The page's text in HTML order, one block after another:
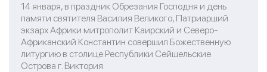
14 января, в праздник Обрезания Господня и день
памяти святителя Василия Великого, Патриарший
экзарх Африки митрополит Каирский и Северо-
Африканский Константин совершил Божественную
литургию в столице Республики Сейшельские
Острова г. Виктория.